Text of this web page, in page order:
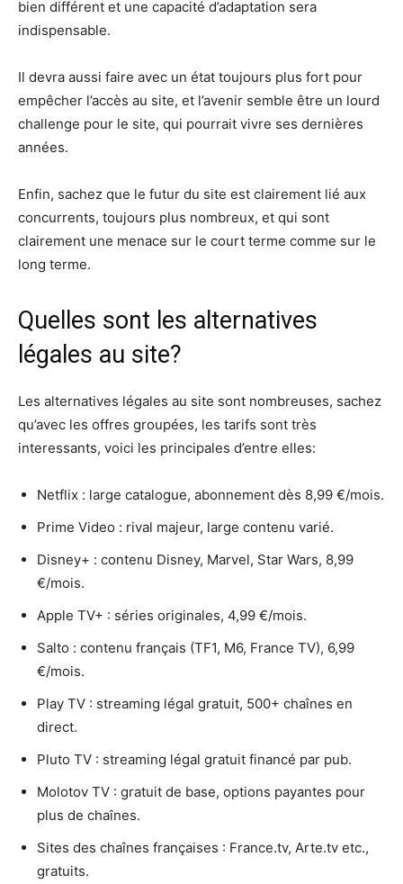
bien différent et une capacité d’adaptation sera
indispensable.
Il devra aussi faire avec un état toujours plus fort pour
empêcher l’accès au site, et l’avenir semble être un lourd
challenge pour le site, qui pourrait vivre ses dernières
années.
Enfin, sachez que le futur du site est clairement lié aux
concurrents, toujours plus nombreux, et qui sont
clairement une menace sur le court terme comme sur le
long terme.
Quelles sont les alternatives
légales au site?
Les alternatives légales au site sont nombreuses, sachez
qu’avec les offres groupées, les tarifs sont très
interessants, voici les principales d’entre elles:
Netflix : large catalogue, abonnement dès 8,99 €/mois.
Prime Video : rival majeur, large contenu varié.
Disney+ : contenu Disney, Marvel, Star Wars, 8,99
€/mois.
Apple TV+ : séries originales, 4,99 €/mois.
Salto : contenu français (TF1, M6, France TV), 6,99
€/mois.
Play TV : streaming légal gratuit, 500+ chaînes en
direct.
Pluto TV : streaming légal gratuit financé par pub.
Molotov TV : gratuit de base, options payantes pour
plus de chaînes.
Sites des chaînes françaises : France.tv, Arte.tv etc.,
gratuits.